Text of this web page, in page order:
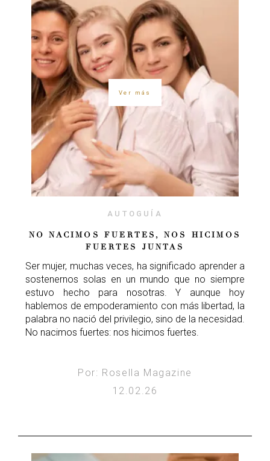
Ver más
AUTOGUÍA
NO NACIMOS FUERTES, NOS HICIMOS
FUERTES JUNTAS
Ser mujer, muchas veces, ha significado aprender a
sostenernos solas en un mundo que no siempre
estuvo hecho para nosotras. Y aunque hoy
hablemos de empoderamiento con más libertad, la
palabra no nació del privilegio, sino de la necesidad.
No nacimos fuertes: nos hicimos fuertes.
Por: Rosella Magazine
12.02.26